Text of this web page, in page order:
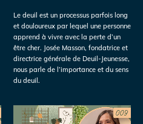
Le deuil est un processus parfois long
et douloureux par lequel une personne
apprend à vivre avec la perte d’un
être cher. Josée Masson, fondatrice et
directrice générale de Deuil-Jeunesse,
nous parle de l’importance et du sens
du deuil.